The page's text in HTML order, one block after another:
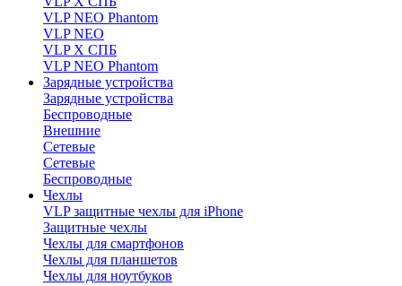
VLP NEO Phantom
VLP NEO
VLP X СПБ
VLP NEO Phantom
Зарядные устройства
Зарядные устройства
Беспроводные
Внешние
Сетевые
Сетевые
Беспроводные
Чехлы
VLP защитные чехлы для iPhone
Защитные чехлы
Чехлы для смартфонов
Чехлы для планшетов
Чехлы для ноутбуков